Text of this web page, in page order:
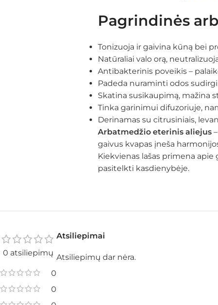
Pagrindinės
Tonizuoja ir gaivina kūną bei
Natūraliai valo orą,
Antibakterinis poveikis –
Padeda nuraminti odos
Skatina susikaupimą, mažina
Tinka garinimui difuzoriuje,
Derinamas su citrusiniais,
Arbatmedžio eterinis aliejus
gaivus kvapas įneša
Kiekvienas lašas primena
pasitelkti kasdienybėje.
0 atsiliepimų
0
0
Atsiliepimai
Atsiliepimų dar nėra.